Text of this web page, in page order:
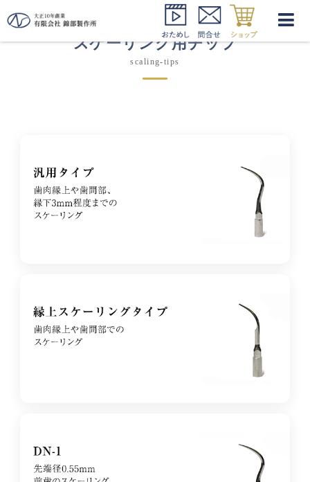
スケーリング用チップ
scaling-tips